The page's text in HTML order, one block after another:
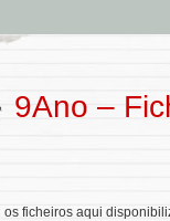
9Ano –
os ficheiros aqui